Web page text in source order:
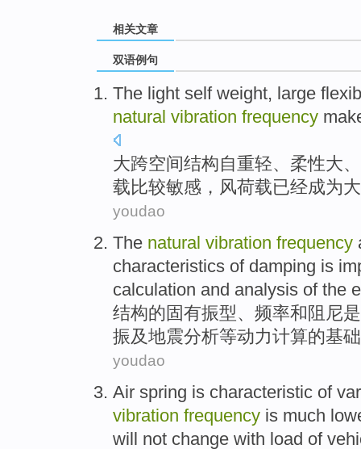
相关文章
双语例句
The light self weight, large
natural vibration frequency
大跨空间结构自重轻、 柔性大、
载比较敏感，风荷载已经成为
youdao
The natural vibration frequency
characteristics of damping is
calculation and analysis of the
结构的 固有振型、 频率和阻尼是
振及地震分析等动力计算的基
youdao
Air spring is characteristic of
vibration frequency is much
will not change with load of